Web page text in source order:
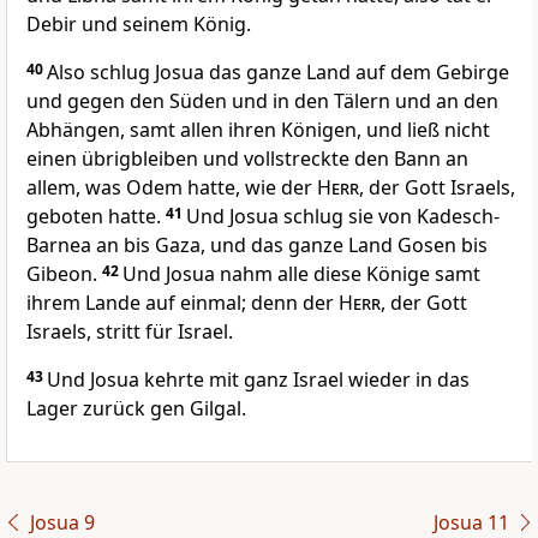
Debir und seinem König.
40Also schlug Josua das ganze Land auf dem Gebirge
und gegen den Süden und in den Tälern und an den
Abhängen, samt allen ihren Königen, und ließ nicht
einen übrigbleiben und vollstreckte den Bann an
allem, was Odem hatte, wie der Herr, der Gott Israels,
geboten hatte. 41 Und Josua schlug sie von Kadesch-
Barnea an bis Gaza, und das ganze Land Gosen bis
Gibeon. 42 Und Josua nahm alle diese Könige samt
ihrem Lande auf einmal; denn der Herr, der Gott
Israels, stritt für Israel.
43 Und Josua kehrte mit ganz Israel wieder in das
Lager zurück gen Gilgal.
Josua 9 Josua 11